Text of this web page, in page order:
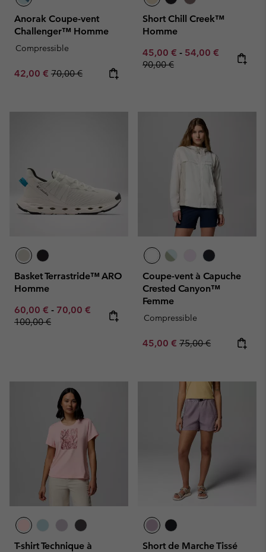
Anorak Coupe-vent
Challenger™ Homme
Compressible
Sale price:
42,00 € Regular price:
70,00 €
Short Chill Creek™
Homme
Minimum sale price:
45,00 € - Maximum sale
54,00 € Regular
90,00 €
Basket Terrastride™ ARO
Homme
Minimum sale price:
60,00 € - Maximum sale price:
70,00 € Regular price:
100,00 €
Coupe-vent à Capuche
Crested Canyon™
Femme
Compressible
Sale price:
45,00 € Regular price:
75,00 €
T-shirt Technique à
Short de Marche Tissé